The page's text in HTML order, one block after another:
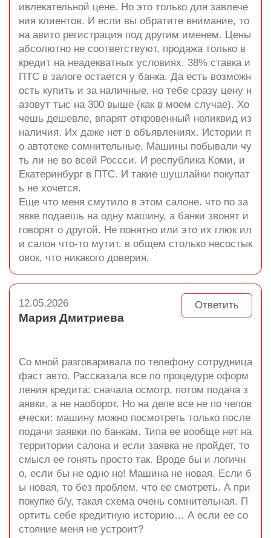
ивлекательной цене. Но это только для завлече
ния клиентов. И если вы обратите внимание, то
на авито регистрация под другим именем. Цены
абсолютно не соответствуют, продажа только в
кредит на неадекватных условиях. 38% ставка и
ПТС в залоге остается у банка. Да есть возможн
ость купить и за наличные, но тебе сразу цену н
азовут тыс на 300 выше (как в моем случае). Хо
чешь дешевле, впарят откровенный неликвид из
наличия. Их даже нет в объявлениях. Истории п
о автотеке сомнительные. Машины побывали чу
ть ли не во всей Россси. И республика Коми, и
Екатеринбург в ПТС. И такие шушлайки покупат
ь не хочется.
Еще что меня смутило в этом салоне. что по за
явке подаешь на одну машину, а банки звонят и
говорят о другой. Не понятно или это их глюк ил
и салон что-то мутит. в общем столько несостык
овок, что никакого доверия.
Ответить
12.05.2026
Мария Дмитриева
Со мной разговаривала по телефону сотрудница
фаст авто. Рассказала все по процедуре оформ
ления кредита: сначала осмотр, потом подача з
аявки, а не наоборот. Но на деле все не по челов
ечески: машину можно посмотреть только после
подачи заявки по банкам. Типа ее вообще нет на
территории салона и если заявка не пройдет, то
смысл ее гонять просто так. Вроде бы и логичн
о, если бы не одно но! Машина не новая. Если б
ы новая, то без проблем, что ее смотреть. А при
покупке б/у, такая схема очень сомнительная. П
ортить себе кредитную историю… А если ее со
стояние меня не устроит?